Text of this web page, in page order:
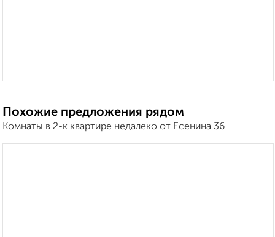
Похожие предложения рядом
Комнаты в 2-к квартире недалеко от Есенина 36